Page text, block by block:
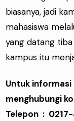
biasanya, jadi
mahasiswa
yang datang
kampus itu
Untuk
menghubungi
Telepon :